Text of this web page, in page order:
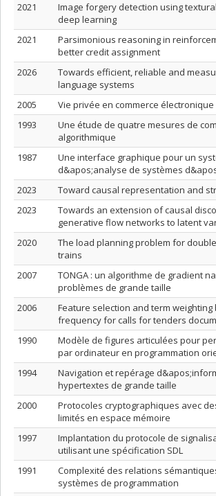
2021
Image forgery detection using
deep learning
2021
Parsimonious reasoning in
better credit assignment
2026
Towards efficient, reliable and
language systems
2005
Vie privée en commerce électronique
1993
Une étude de quatre mesures de
algorithmique
1987
Une interface graphique pour un
d&apos;analyse de systèmes
2023
Toward causal representation and
2023
Towards an extension of causal
generative flow networks to latent
2020
The load planning problem for
trains
2007
TONGA : un algorithme de gradient
problèmes de grande taille
2006
Feature selection and term
frequency for calls for tenders
1990
Modèle de figures articulées pour
par ordinateur en programmation
1994
Navigation et repérage
hypertextes de grande taille
2000
Protocoles cryptographiques avec
limités en espace mémoire
1997
Implantation du protocole de
utilisant une spécification SDL
1991
Complexité des relations
systèmes de programmation